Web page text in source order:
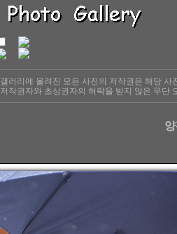
갤러리에 올려진 모든 사진의 저작권은 해당
저작권자와 초상권자의 허락을 받지 않은 무단